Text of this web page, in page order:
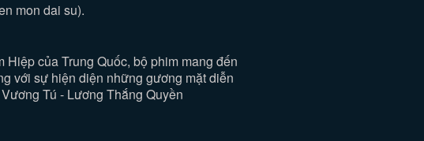
mon dai su).
của Trung Quốc, bộ phim mang đến
với sự hiện diện những gương mặt diễn
Tú - Lương Thắng Quyền